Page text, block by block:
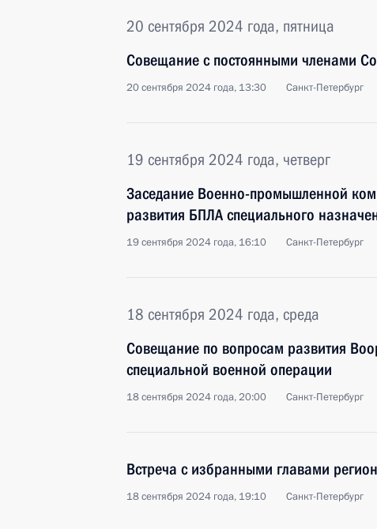
20 сентября 2024 года, пятница
Совещание с постоянными членами
20 сентября 2024 года, 13:30 Санкт-Петербург
19 сентября 2024 года, четверг
Заседание Военно-промышленной
развития БПЛА специального
19 сентября 2024 года, 16:10 Санкт-Петербург
18 сентября 2024 года, среда
Совещание по вопросам развития
специальной военной операции
18 сентября 2024 года, 20:00 Санкт-Петербург
Встреча с избранными главами
18 сентября 2024 года, 19:10 Санкт-Петербург